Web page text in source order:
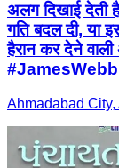
अलग दिखाई देती
गति बदल दी, या
हैरान कर देने
Ahmadabad